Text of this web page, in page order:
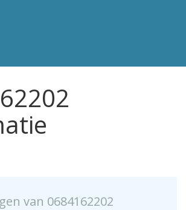
van 0684162202